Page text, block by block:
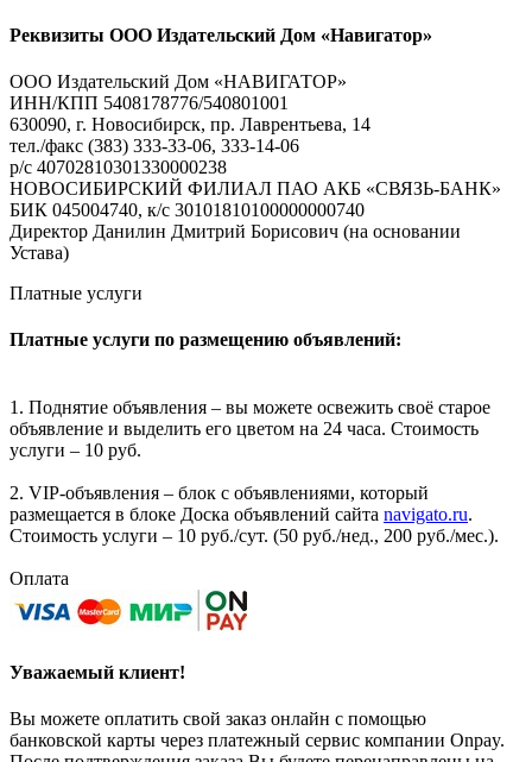
Реквизиты ООО Издательский Дом «Навигатор»
ООО Издательский Дом «НАВИГАТОР»
ИНН/КПП 5408178776/540801001
630090, г. Новосибирск, пр. Лаврентьева, 14
тел./факс (383) 333-33-06, 333-14-06
р/с 40702810301330000238
НОВОСИБИРСКИЙ ФИЛИАЛ ПАО АКБ «СВЯЗЬ-БАНК»
БИК 045004740, к/с 30101810100000000740
Директор Данилин Дмитрий Борисович (на основании
Устава)
Платные услуги
Платные услуги по размещению объявлений:
1. Поднятие объявления – вы можете освежить своё старое
объявление и выделить его цветом на 24 часа. Стоимость
услуги – 10 руб.
2. VIP-объявления – блок с объявлениями, который
размещается в блоке Доска объявлений сайта navigato.ru.
Стоимость услуги – 10 руб./сут. (50 руб./нед., 200 руб./мес.).
Оплата
Уважаемый клиент!
Вы можете оплатить свой заказ онлайн с помощью
банковской карты через платежный сервис компании Onpay.